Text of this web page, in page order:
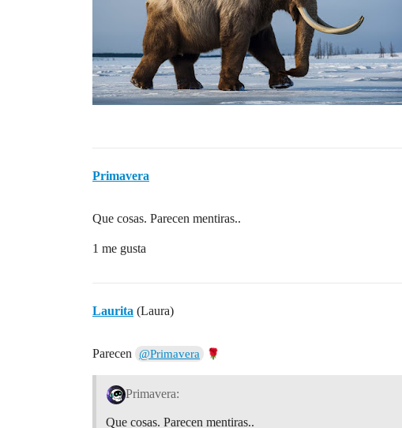
Primavera
Que cosas. Parecen mentiras..
1 me gusta
Laurita (Laura)
Parecen @Primavera
Primavera:
Que cosas. Parecen mentiras..